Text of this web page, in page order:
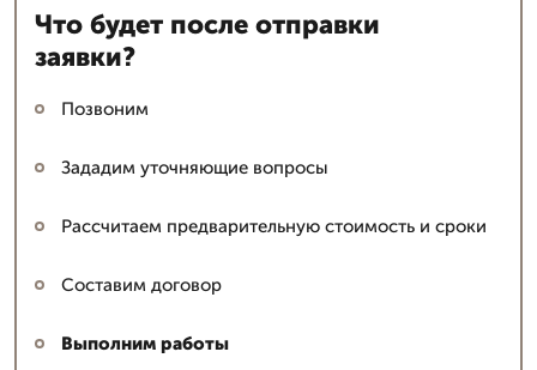
Что будет после отправки
заявки?
Позвоним
Зададим уточняющие вопросы
Рассчитаем предварительную стоимость и сроки
Составим договор
Выполним работы